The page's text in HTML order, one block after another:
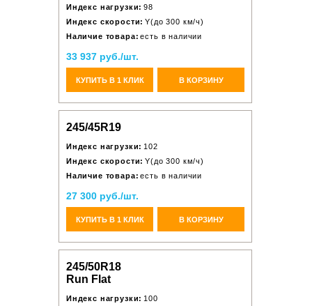
Индекс нагрузки: 98
Индекс скорости: Y(до 300 км/ч)
Наличие товара: есть в наличии
33 937 руб./шт.
КУПИТЬ В 1 КЛИК В КОРЗИНУ
245/45R19
Индекс нагрузки: 102
Индекс скорости: Y(до 300 км/ч)
Наличие товара: есть в наличии
27 300 руб./шт.
КУПИТЬ В 1 КЛИК В КОРЗИНУ
245/50R18
Run Flat
Индекс нагрузки: 100